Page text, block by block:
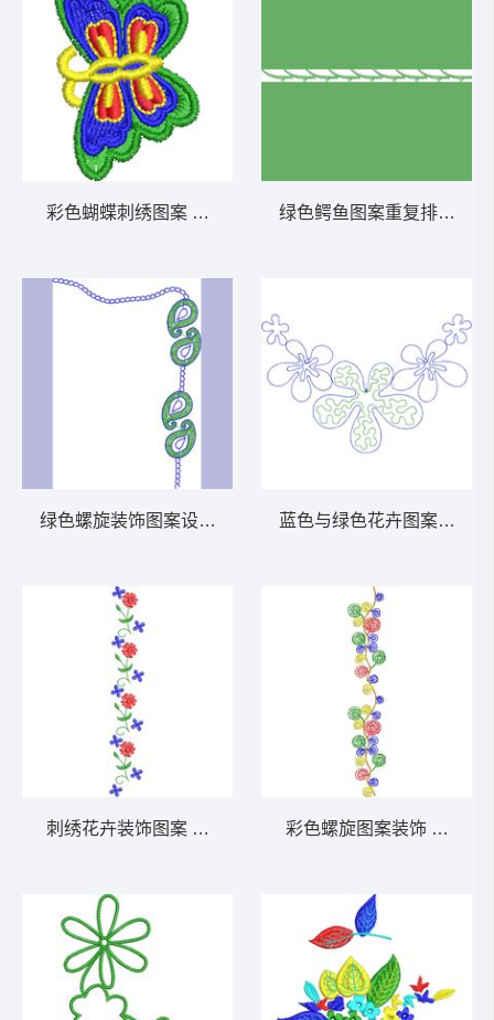
彩色蝴蝶刺绣图案 免费小花系列5千针以下
绿色螺旋装饰图案设计 免费小花系列5千针以
刺绣花卉装饰图案 免费小花系列5千针以下
绿色鳄鱼图案重复排列 免
蓝色与绿色花卉图案设计
彩色螺旋图案装饰 免费小